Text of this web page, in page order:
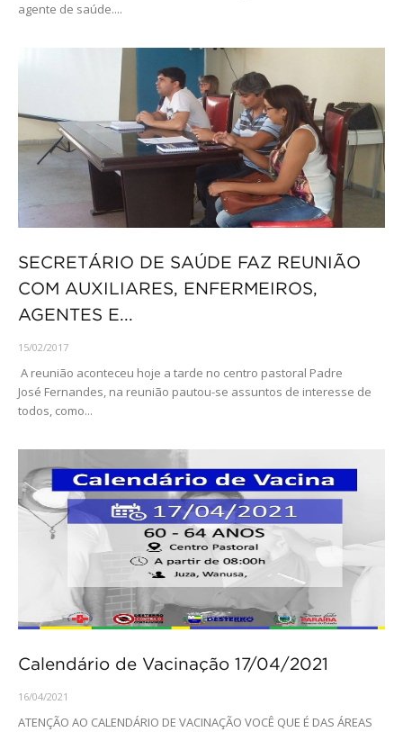
agente de saúde....
SECRETÁRIO DE SAÚDE FAZ REUNIÃO
COM AUXILIARES, ENFERMEIROS,
AGENTES E...
15/02/2017
A reunião aconteceu hoje a tarde no centro pastoral Padre
José Fernandes, na reunião pautou-se assuntos de interesse de
todos, como...
Calendário de Vacinação 17/04/2021
16/04/2021
ATENÇÃO AO CALENDÁRIO DE VACINAÇÃO VOCÊ QUE É DAS ÁREAS